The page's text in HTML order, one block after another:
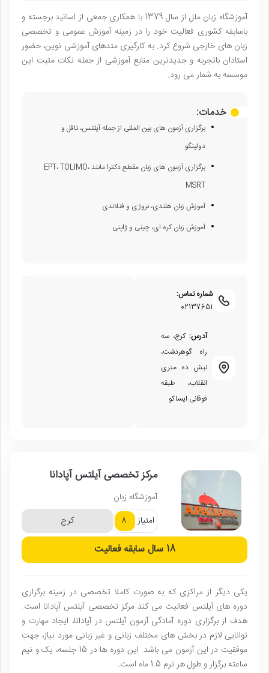
آموزشگاه زبان ملل از سال 1379 با همکاری جمعی از اساتید برجسته و
باسابقه کشوری فعالیت خود را در زمینه آموزش عمومی و تخصصی
زبان های خارجی شروع کرد. به کارگیری متدهای آموزشی نوین، حضور
استادان باتجربه و جدیدترین منابع آموزشی از جمله نکات مثبت این
موسسه به شمار می رود.
خدمات:
برگزاری آزمون های بین المللی از جمله آیلتس، تافل و
دولینگو
برگزاری آزمون های زبان مقطع دکترا مانند EPT، TOLIMO،
MSRT
آموزش زبان هلندی، نروژی و فنلاندی
آموزش زبان کره ای، چینی و ژاپنی
شماره تماس:
02137651
آدرس: کرج، سه
راه گوهردشت،
نبش ده متری
انقلاب، طبقه
فوقانی ایساکو
مرکز تخصصی آیلتس آپادانا
آموزشگاه زبان
امتیاز
8 کرج
18 سال سابقه فعالیت
یکی دیگر از مراکزی که به صورت کاملا تخصصی در زمینه برگزاری
دوره های آیلتس فعالیت می کند مرکز تخصصی آیلتس آپادانا است.
هدف از برگزاری دوره آمادگی آزمون آیلتس در آپادانا، ایجاد مهارت و
توانایی لازم در بخش های مختلف زبانی و غیر زبانی مورد نیاز، جهت
موفقیت در این آزمون می باشد. این دوره ها در 15 جلسه، یک و نیم
ساعته برگزار و طول هر ترم 1.5 ماه است.